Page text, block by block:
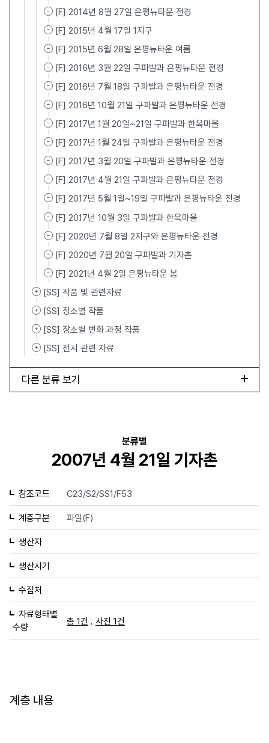
[F] 2014년 8월 27일 은평뉴타운 전경
[F] 2015년 4월 17일 1지구
[F] 2015년 6월 28일 은평뉴타운 여름
[F] 2016년 3월 22일 구파발과 은평뉴타운 전경
[F] 2016년 7월 18일 구파발과 은평뉴타운 전경
[F] 2016년 10월 21일 구파발과 은평뉴타운 전경
[F] 2017년 1월 20일~21일 구파발과 한옥마을
[F] 2017년 1월 24일 구파발과 은평뉴타운 전경
[F] 2017년 3월 20일 구파발과 은평뉴타운 전경
[F] 2017년 4월 21일 구파발과 은평뉴타운 전경
[F] 2017년 5월 1일~19일 구파발과 은평뉴타운 전경
[F] 2017년 10월 3일 구파발과 한옥마을
[F] 2020년 7월 8일 2지구와 은평뉴타운 전경
[F] 2020년 7월 20일 구파발과 기자촌
[F] 2021년 4월 2일 은평뉴타운 봄
[SS] 작품 및 관련자료
[SS] 장소별 작품
[SS] 장소별 변화 과정 작품
[SS] 전시 관련 자료
다른 분류 보기
분류별
2007년 4월 21일 기자촌
참조코드 C23/S2/SS1/F53
계층구분 파일(F)
생산자
생산시기
수집처
자료형태별
수량
총 1건 , 사진 1건
계층 내용